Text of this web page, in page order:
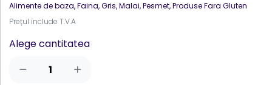
Alimente de baza,Faina, Gris, Malai, Pesmet,Produse Fara Gluten
Prețul include T.V.A
Alege cantitatea